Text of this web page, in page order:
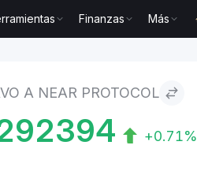
Finanzas Más
A NEAR PROTOCOL
+0.71%